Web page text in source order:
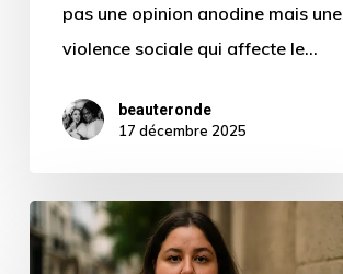
pas une opinion anodine mais une
violence sociale qui affecte le…
beauteronde
17 décembre 2025
Surmonter